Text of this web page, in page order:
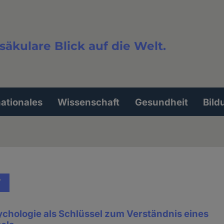
Blick auf die Welt.
Wissenschaft Gesundheit
als Schlüssel zum Verständnis eines